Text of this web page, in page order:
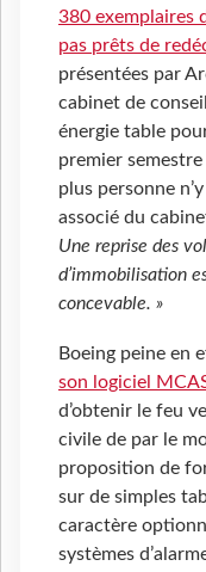
380 exemplaires
pas prêts de
présentées par
cabinet de
énergie table
premier
plus personne
associé du
Une reprise des
d’immobilisation
concevable. »
Boeing peine en
son logiciel
d’obtenir le feu
civile de par le
proposition de
sur de simples
caractère
systèmes